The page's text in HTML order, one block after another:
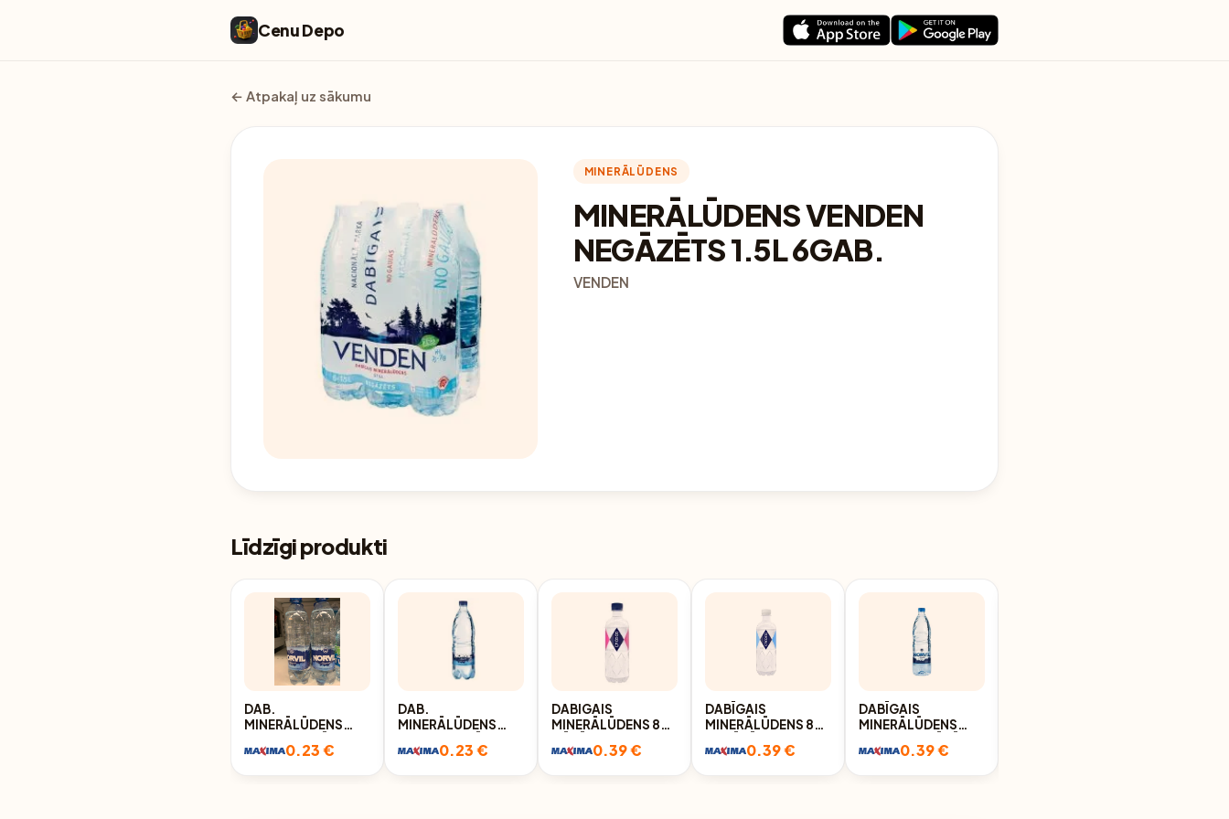
Cenu Depo
← Atpakaļ uz sākumu
MINERĀLŪDENS
MINERĀLŪDENS VENDEN
NEGĀZĒTS 1.5L 6GAB.
VENDEN
Līdzīgi produkti
DAB.
MINERĀLŪDENS
500ML0.23 €
DAB.
MINERĀLŪDENS
500ML0.23 €
DABIGAIS
MINERĀLŪDENS 885
0.39 €
DABĪGAIS
MINERĀLŪDENS 885
0.39 €
DABĪGAIS
MINERĀLŪDENS
1,5L D 0.39 €